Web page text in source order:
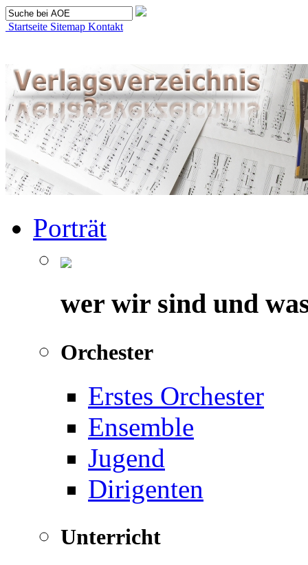
Startseite Sitemap Kontakt
Porträt
wer wir sind und
Orchester
Erstes Orchester
Ensemble
Jugend
Dirigenten
Unterricht